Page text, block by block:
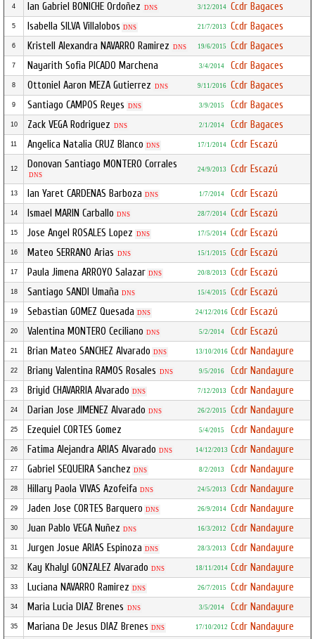
4 Ian Gabriel BONICHE Ordoñez DNS 3/12/2014 Ccdr Bagaces
5 Isabella SILVA Villalobos DNS 21/7/2013 Ccdr Bagaces
6 Kristell Alexandra NAVARRO Ramirez DNS 19/6/2015 Ccdr Bagaces
7 Nayarith Sofia PICADO Marchena 3/4/2014 Ccdr Bagaces
8 Ottoniel Aaron MEZA Gutierrez DNS 9/11/2016 Ccdr Bagaces
9 Santiago CAMPOS Reyes DNS 3/9/2015 Ccdr Bagaces
10 Zack VEGA Rodriguez DNS 2/1/2014 Ccdr Bagaces
11 Angelica Natalia CRUZ Blanco DNS 17/1/2014 Ccdr Escazú
12 Donovan Santiago MONTERO Corrales
DNS
24/9/2013 Ccdr Escazú
13 Ian Yaret CARDENAS Barboza DNS 1/7/2014 Ccdr Escazú
14 Ismael MARIN Carballo DNS 28/7/2014 Ccdr Escazú
15 Jose Angel ROSALES Lopez DNS 17/5/2014 Ccdr Escazú
16 Mateo SERRANO Arias DNS 15/1/2015 Ccdr Escazú
17 Paula Jimena ARROYO Salazar DNS 20/8/2013 Ccdr Escazú
18 Santiago SANDI Umaña DNS 15/4/2015 Ccdr Escazú
19 Sebastian GOMEZ Quesada DNS 24/12/2016 Ccdr Escazú
20 Valentina MONTERO Ceciliano DNS 5/2/2014 Ccdr Escazú
21 Brian Mateo SANCHEZ Alvarado DNS 13/10/2016 Ccdr Nandayure
22 Briany Valentina RAMOS Rosales DNS 9/5/2016 Ccdr Nandayure
23 Briyid CHAVARRIA Alvarado DNS 7/12/2013 Ccdr Nandayure
24 Darian Jose JIMENEZ Alvarado DNS 26/2/2015 Ccdr Nandayure
25 Ezequiel CORTES Gomez 5/4/2015 Ccdr Nandayure
26 Fatima Alejandra ARIAS Alvarado DNS 14/12/2013 Ccdr Nandayure
27 Gabriel SEQUEIRA Sanchez DNS 8/2/2013 Ccdr Nandayure
28 Hillary Paola VIVAS Azofeifa DNS 24/5/2013 Ccdr Nandayure
29 Jaden Jose CORTES Barquero DNS 26/9/2014 Ccdr Nandayure
30 Juan Pablo VEGA Nuñez DNS 16/3/2012 Ccdr Nandayure
31 Jurgen Josue ARIAS Espinoza DNS 28/3/2013 Ccdr Nandayure
32 Kay Khalyl GONZALEZ Alvarado DNS 18/11/2014 Ccdr Nandayure
33 Luciana NAVARRO Ramirez DNS 26/7/2015 Ccdr Nandayure
34 Maria Lucia DIAZ Brenes DNS 3/5/2014 Ccdr Nandayure
35 Mariana De Jesus DIAZ Brenes DNS 17/10/2012 Ccdr Nandayure